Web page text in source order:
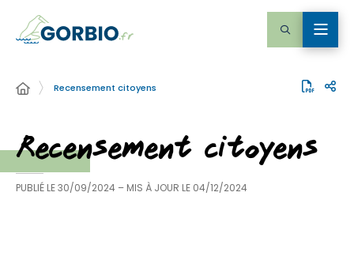
Recensement citoyens
Recensement citoyens
PUBLIÉ LE30/09/2024 – MIS À JOUR LE 04/12/2024